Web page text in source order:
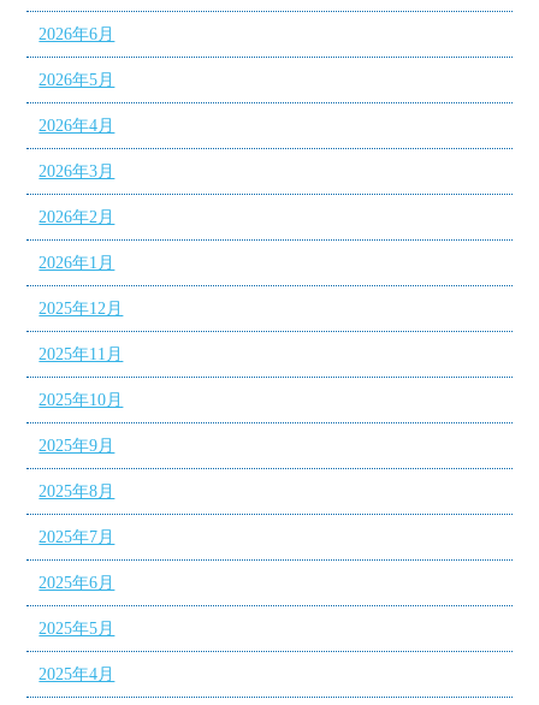
2026年6月
2026年5月
2026年4月
2026年3月
2026年2月
2026年1月
2025年12月
2025年11月
2025年10月
2025年9月
2025年8月
2025年7月
2025年6月
2025年5月
2025年4月